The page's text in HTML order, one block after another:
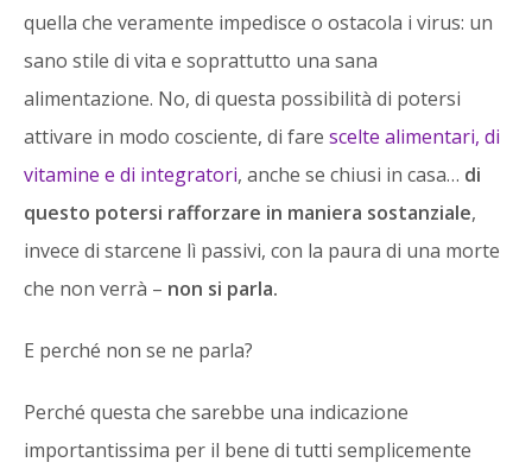
quella che veramente impedisce o ostacola i virus: un
sano stile di vita e soprattutto una sana
alimentazione. No, di questa possibilità di potersi
attivare in modo cosciente, di fare scelte alimentari, di
vitamine e di integratori, anche se chiusi in casa… di
questo potersi rafforzare in maniera sostanziale,
invece di starcene lì passivi, con la paura di una morte
che non verrà – non si parla.
E perché non se ne parla?
Perché questa che sarebbe una indicazione
importantissima per il bene di tutti semplicemente